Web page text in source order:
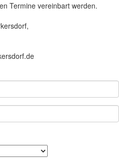
Termine vereinbart werden.